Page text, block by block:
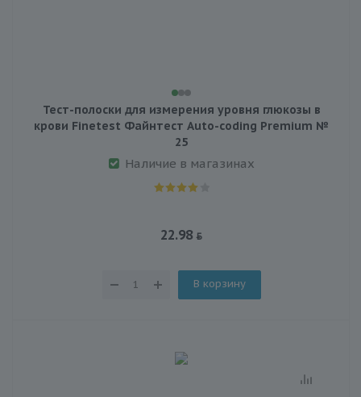
Тест-полоски для измерения уровня глюкозы в
крови Finetest Файнтест Auto-coding Premium №
25
Наличие в магазинах
22.98
В корзину